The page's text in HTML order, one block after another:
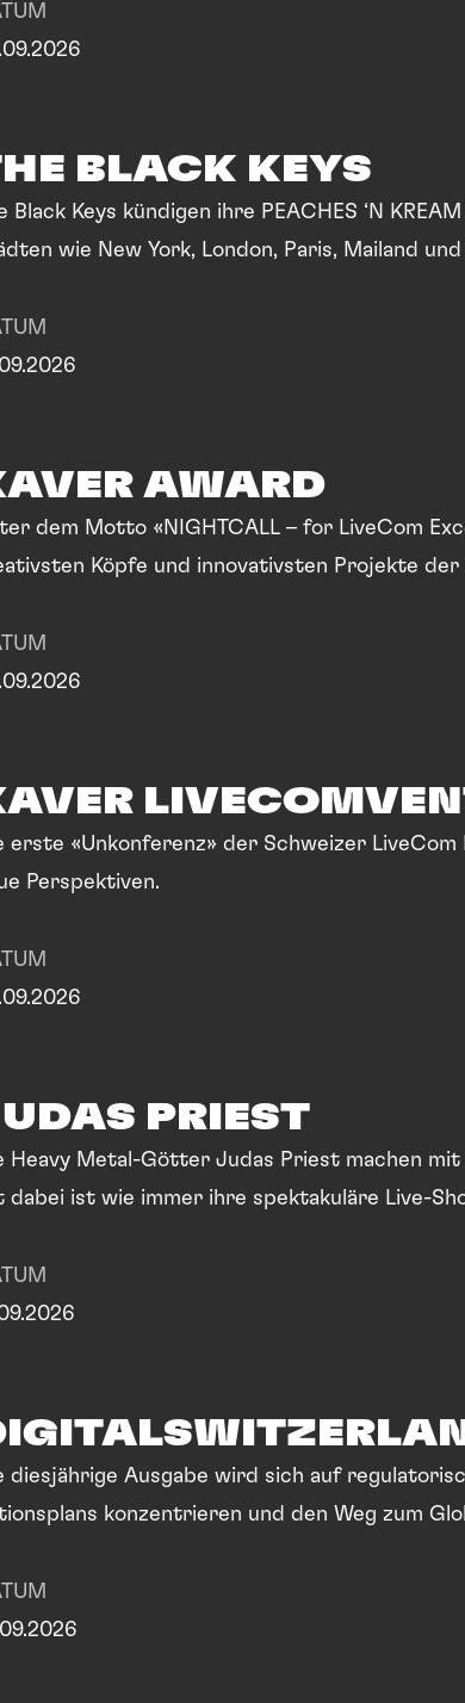
BLACK KEYS
Black Keys kündigen ihre PEACHES ‘N
wie New York, London, Paris, Mailand
AWARD
dem Motto «NIGHTCALL – for LiveCom
Köpfe und innovativsten Projekte
erste «Unkonferenz» der Schweizer
Perspektiven.
PRIEST
Heavy Metal-Götter Judas Priest machen
dabei ist wie immer ihre spektakuläre Live-
diesjährige Ausgabe wird sich auf
konzentrieren und den Weg zum